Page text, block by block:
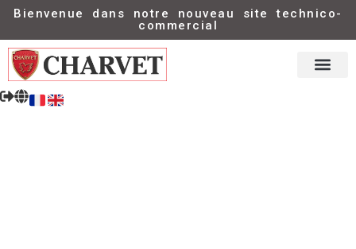
Bienvenue dans notre nouveau site technico-
commercial